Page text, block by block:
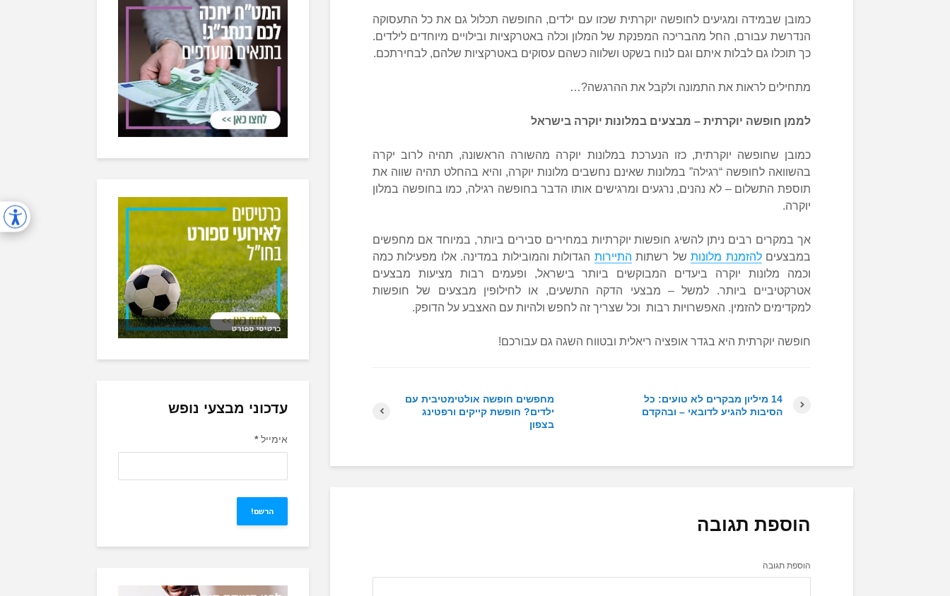
כמובן שבמידה ומגיעים לחופשה יוקרתית שכזו עם ילדים, החופשה תכלול גם את כל התעסוקה
הנדרשת עבורם, החל מהבריכה המפנקת של המלון וכלה באטרקציות ובילויים מיוחדים לילדים.
כך תוכלו גם לבלות איתם וגם לנוח בשקט ושלווה כשהם עסוקים באטרקציות שלהם, לבחירתכם.
מתחילים לראות את התמונה ולקבל את ההרגשה?…
לממן חופשה יוקרתית – מבצעים במלונות יוקרה בישראל
כמובן שחופשה יוקרתית, כזו הנערכת במלונות יוקרה מהשורה הראשונה, תהיה לרוב יקרה
בהשוואה לחופשה “רגילה” במלונות שאינם נחשבים מלונות יוקרה, והיא בהחלט תהיה שווה את
תוספת התשלום – לא נהנים, נרגעים ומרגישים אותו הדבר בחופשה רגילה, כמו בחופשה במלון
יוקרה.
אך במקרים רבים ניתן להשיג חופשות יוקרתיות במחירים סבירים ביותר, במיוחד אם מחפשים
במבצעיםלהזמנת מלונותשל רשתות התיירות הגדולות והמובילות במדינה. אלו מפעילות כמה
וכמה מלונות יוקרה ביעדים המבוקשים ביותר בישראל, ופעמים רבות מציעות מבצעים
אטרקטיביים ביותר. למשל – מבצעי הדקה התשעים, או לחילופין מבצעים של חופשות
למקדימים להזמין. האפשרויות רבות וכל שצריך זה לחפש ולהיות עם האצבע על הדופק.
חופשה יוקרתית היא בגדר אופציה ריאלית ובטווח השגה גם עבורכם!
מחפשים חופשה אולטימטיבית עם
ילדים? חופשת קייקים ורפטינג
בצפון
14 מיליון מבקרים לא טועים: כל
הסיבות להגיע לדובאי – ובהקדם
הוספת תגובה
הוספת תגובה
כרטיסי ספורט
עדכוני מבצעי נופש
אימייל*